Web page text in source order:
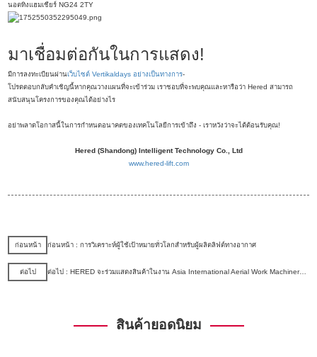
นอตทิงแฮมเชียร์ NG24 2TY
มาเชื่อมต่อกันในการแสดง!
มีการลงทะเบียนผ่านเว็บไซต์ Vertikaldays อย่างเป็นทางการ-
โปรดตอบกลับคำเชิญนี้หากคุณวางแผนที่จะเข้าร่วม เราชอบที่จะพบคุณและหารือว่า Hered สามารถ
สนับสนุนโครงการของคุณได้อย่างไร
อย่าพลาดโอกาสนี้ในการกำหนดอนาคตของเทคโนโลยีการเข้าถึง - เราหวังว่าจะได้ต้อนรับคุณ!
Hered (Shandong) Intelligent Technology Co., Ltd
www.hered-lift.com
ก่อนหน้า ก่อนหน้า : การวิเคราะห์ผู้ใช้เป้าหมายทั่วโลกสําหรับผู้ผลิตลิฟต์ทางอากาศ
ต่อไป ต่อไป : HERED จะร่วมแสดงสินค้าในงาน Asia International Aerial Work Machinery Exhibition 2025 ที่เซี่ยงไฮ้
สินค้ายอดนิยม